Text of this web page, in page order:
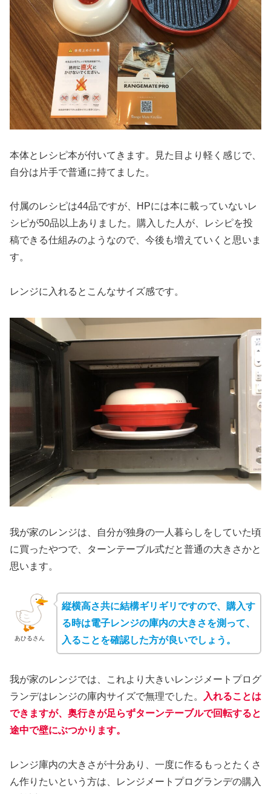
本体とレシピ本が付いてきます。見た目より軽く感じで、
自分は片手で普通に持てました。
付属のレシピは44品ですが、HPには本に載っていないレ
シピが50品以上ありました。購入した人が、レシピを投
稿できる仕組みのようなので、今後も増えていくと思いま
す。
レンジに入れるとこんなサイズ感です。
我が家のレンジは、自分が独身の一人暮らしをしていた頃
に買ったやつで、ターンテーブル式だと普通の大きさかと
思います。
あひるさん
縦横高さ共に結構ギリギリですので、購入す
る時は電子レンジの庫内の大きさを測って、
入ることを確認した方が良いでしょう。
我が家のレンジでは、これより大きいレンジメートプログ
ランデはレンジの庫内サイズで無理でした。
入れることは
できますが、奥行きが足らずターンテーブルで回転すると
途中で壁にぶつかります。
レンジ庫内の大きさが十分あり、一度に作るもっとたくさ
ん作りたいという方は、レンジメートプログランデの購入